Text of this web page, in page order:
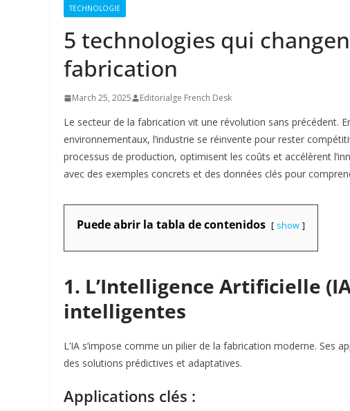
TECHNOLOGIE
5 technologies qui
fabrication
March 25, 2025 Editorialge French Desk
Le secteur de la fabrication vit une révolution sans précédent.
environnementaux, l’industrie se réinvente pour rester
processus de production, optimisent les coûts et accélèrent
avec des exemples concrets et des données clés pour
Puede abrir la tabla de contenidos show
1. L’Intelligence Artificielle
intelligentes
L’IA s’impose comme un pilier de la fabrication moderne. Ses
des solutions prédictives et adaptatives.
Applications clés :